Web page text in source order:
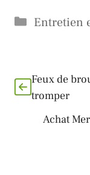
Catégories
Entretien
Feux de
tromper
Achat